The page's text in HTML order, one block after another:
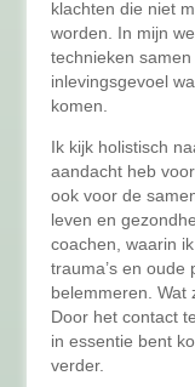
klachten die niet
worden. In mijn
technieken
inlevingsgevoel
komen.
Ik kijk holistisch
aandacht heb
ook voor de
leven en
coachen, waarin
trauma’s en oude
belemmeren. Wat
Door het contact
in essentie bent
verder.